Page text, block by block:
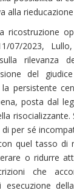
alla
ricostruzione
07/2023,
rilevanza
del
persistente
posta dal
risocializzante.
per sé
quel tasso di
o ridurre
che
esecuzione